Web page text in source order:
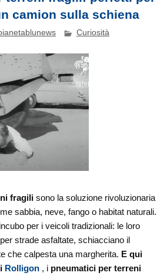
camion sulla schiena
Curiosità
fragilisono la soluzione rivoluzionaria
sabbia, neve, fango o habitat naturali.
per i veicoli tradizionali: le loro
strade asfaltate, schiacciano il
che calpesta una margherita. E qui
Rolligon , i pneumatici per terreni